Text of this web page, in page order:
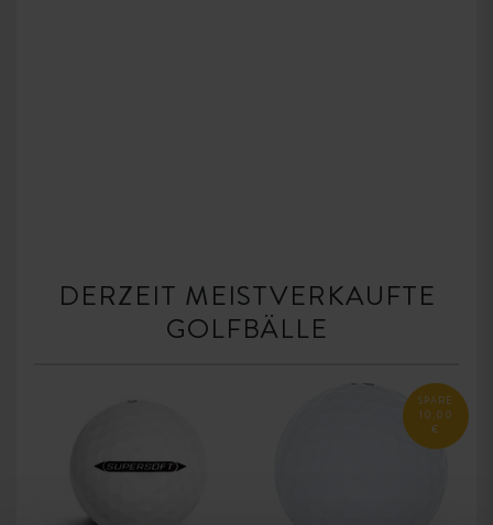
DERZEIT MEISTVERKAUFTE
GOLFBÄLLE
SPARE
10,00
€